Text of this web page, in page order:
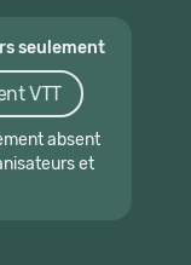
seulement
VTT
absent
et